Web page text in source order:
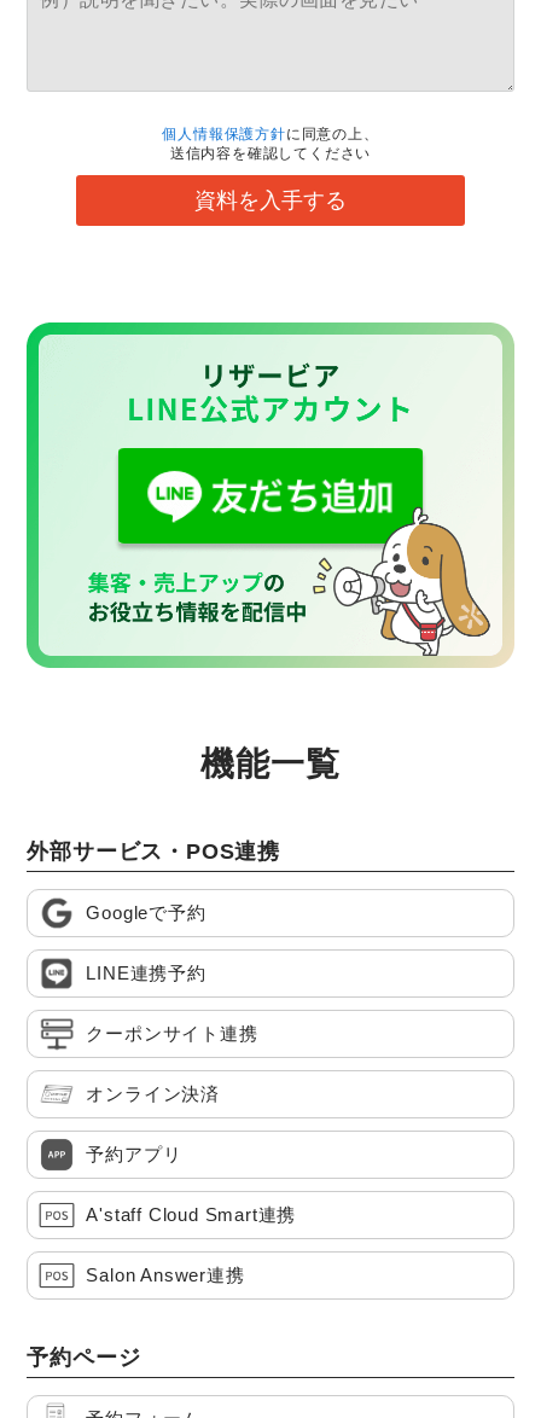
個人情報保護方針に同意の上、
送信内容を確認してください
資料を入手する
機能一覧
外部サービス・POS連携
Googleで予約
LINE連携予約
クーポンサイト連携
オンライン決済
予約アプリ
A'staff Cloud Smart連携
Salon Answer連携
予約ページ